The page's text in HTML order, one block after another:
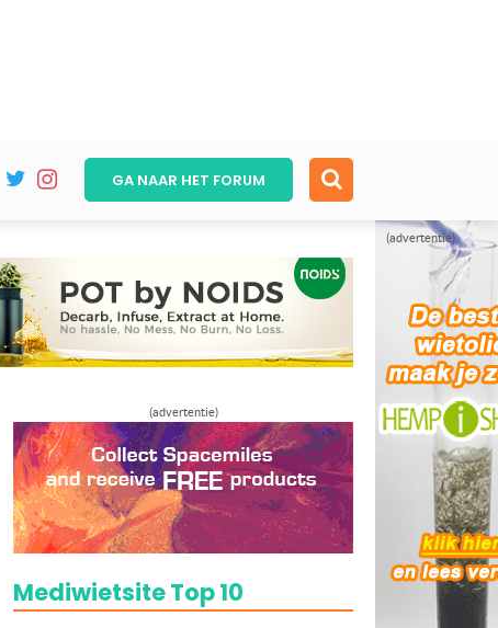
(advertentie)
GA NAAR HET FORUM
(advertentie)
Mediwietsite Top 10